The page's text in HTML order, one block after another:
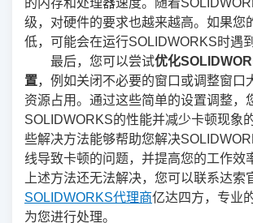
的内存和处理器速度。随着
级，对硬件的要求也越来越高。如果您
低，可能会在运行SOLIDWORKS时遇
最后，您可以尝试优化
置，例如关闭不必要的窗口或调整窗口
资源占用。通过这些简单的设置调整，
SOLIDWORKS的性能并减少卡顿现象
些解决方法能够帮助您解决
线导致卡顿的问题，并提高您的工作效
上述方法还无法解决，您可以联系达索
SOLIDWORKS代理商亿达四方，专业
为您进行处理。